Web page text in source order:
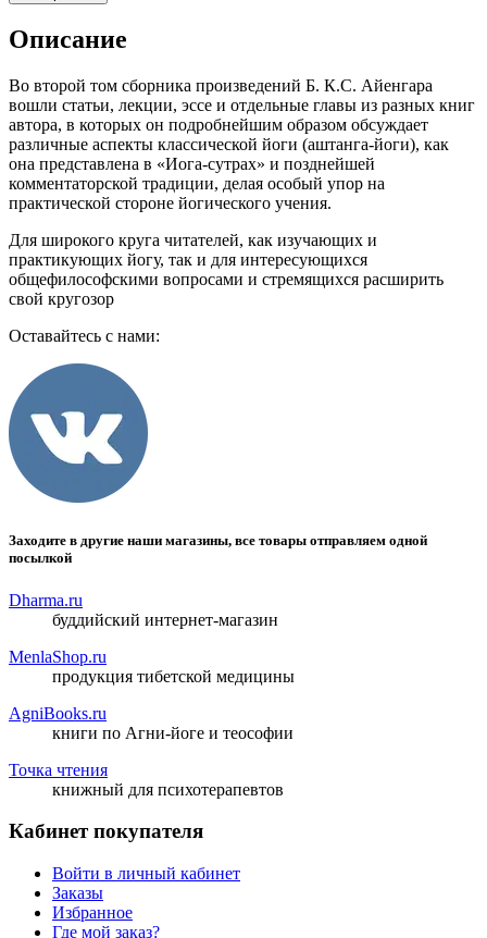
Описание
Во второй том сборника произведений Б. К.С. Айенгара
вошли статьи, лекции, эссе и отдельные главы из разных книг
автора, в которых он подробнейшим образом обсуждает
различные аспекты классической йоги (аштанга-йоги), как
она представлена в «Иога-сутрах» и позднейшей
комментаторской традиции, делая особый упор на
практической стороне йогического учения.
Для широкого круга читателей, как изучающих и
практикующих йогу, так и для интересующихся
общефилософскими вопросами и стремящихся расширить
свой кругозор
Оставайтесь с нами:
Заходите в другие наши магазины, все товары отправляем одной
посылкой
Dharma.ru
буддийский интернет-магазин
MenlaShop.ru
продукция тибетской медицины
AgniBooks.ru
книги по Агни-йоге и теософии
Точка чтения
книжный для психотерапевтов
Кабинет покупателя
Войти в личный кабинет
Заказы
Избранное
Где мой заказ?